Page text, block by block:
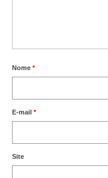
Nome *
E-mail *
Site